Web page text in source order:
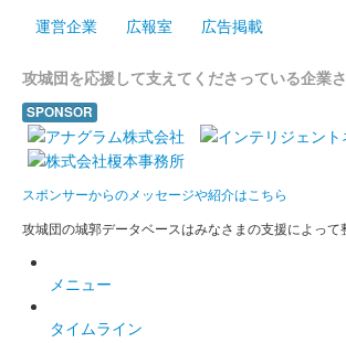
小倉城 御城印
販売終了
小倉城 御城印
小倉城 御城印
国指定重要無形民俗文化財である小倉祇園太
れている。1000枚限定。
運営企業
広報室 広告掲載
攻城団を応援して支えてくださっている企業
SPONSOR
スポンサーからのメッセージや紹介はこちら
攻城団の城郭データベースはみなさまの支援によって
メニュー
タイムライン